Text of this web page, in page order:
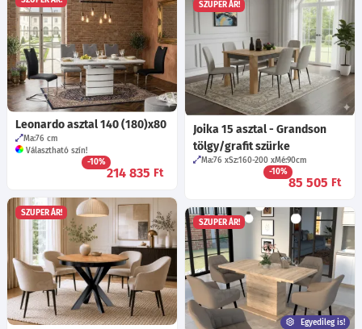
Leonardo asztal 140 (180)x80
Ma:76 cm
Választható szín!
-10%
214 835 Ft
SZUPER ÁR!
Joika 15 asztal - Grandson
tölgy/grafit szürke
Ma:76 Sz:160-200 Mé:90cm
-10%
85 505 Ft
SZUPER ÁR!
SZUPER ÁR!
Egyedileg is!